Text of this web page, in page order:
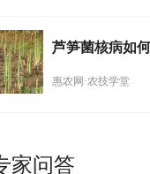
芦笋菌核病如
惠农网·农技学堂
家问答